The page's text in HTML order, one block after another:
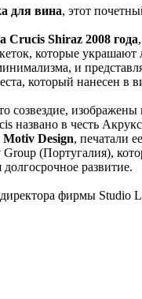
для вина, этот
Crucis Shiraz 2008 года
которые
и
который нанесен в
названо в честь
Motiv Design, печатали
(Португалия),
развитие.
фирмы Studio